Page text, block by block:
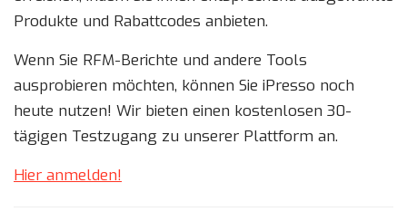
Produkte und Rabattcodes anbieten.
Wenn Sie RFM-Berichte und andere Tools
ausprobieren möchten, können Sie iPresso noch
heute nutzen! Wir bieten einen kostenlosen 30-
tägigen Testzugang zu unserer Plattform an.
Hier anmelden!